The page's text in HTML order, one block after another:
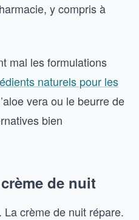
y compris à
mal les formulations
naturels pour les
vera ou le beurre de
bien
de nuit
crème de nuit répare.